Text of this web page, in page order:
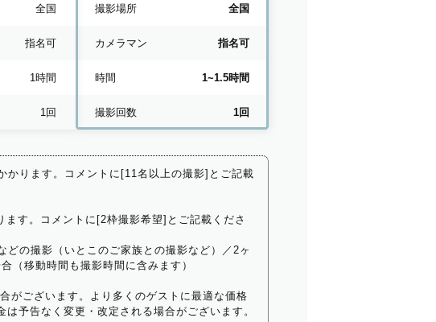
全国
指名可
1時間
1回
撮影場所 全国
カメラマン 指名可
時間 1~1.5時間
撮影回数 1回
ります。コメントに[11名以上の撮影]とご記載
す。コメントに[2枠撮影希望]とご記載くださ
の撮影（いとこのご家族との撮影など）／2ヶ
（移動時間も撮影時間に含みます）
がございます。より多くのゲストに最適な価格
予告なく変更・改定される場合がございます。